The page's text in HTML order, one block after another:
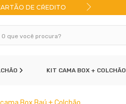
NO PIX
KIT CAMA BOX + COLCHÃO